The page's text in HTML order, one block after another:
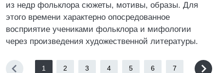
из недр фольклора сюжеты, мотивы, образы. Для
этого времени характерно опосредованное
восприятие учениками фольклора и мифологии
через произведения художественной литературы.
1 2 3 4 5 6 7